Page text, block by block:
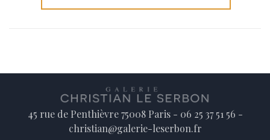
45 rue de Penthièvre 75008 Paris - 06 25 37 51 56 -
christian@galerie-leserbon.fr